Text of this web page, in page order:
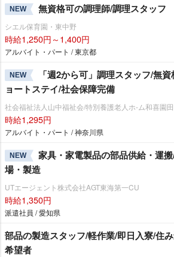
NEW 無資格可の調理師/調理スタッフ
シエル保育園・東中野
時給1,250円～1,400円
アルバイト・パート / 東京都
NEW
「週2から可」調理スタッフ/無
ョートステイ/社会保障完備
社会福祉法人山中福祉会/特別養護老人ホ-ム和喜園
時給1,295円
アルバイト・パート / 神奈川県
NEW
家具・家電製品の部品供給・運
場・製造
UTエージェント株式会社AGT東海第一CU
時給1,350円
派遣社員 / 愛知県
部品の製造スタッフ/軽作業/即日入寮/住
希望者